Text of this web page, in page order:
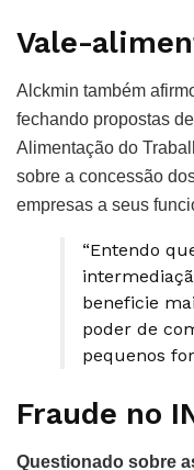
Vale-
Alckmin também
fechando propostas
Alimentação do
sobre a concessão
empresas a seus
“Entendo
beneficie
poder de
pequenos
Fraude no
Questionado sobre